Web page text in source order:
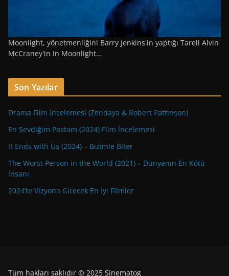
Moonlight, yönetmenliğini Barry Jenkins'in yaptığı Tarell Alvin
McCraney'in In Moonlight…
Son Yazılar
Drama Film İncelemesi (Zendaya & Robert Pattinson)
En Sevdiğim Pastam (2024) Film İncelemesi
It Ends with Us (2024) – Bizimle Biter
The Worst Person in the World (2021) – Dünyanın En Kötü
İnsanı
2024’te Vizyona Girecek En İyi Filmler
Tüm hakları saklıdır © 2025 Sinematog